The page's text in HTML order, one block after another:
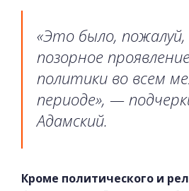
«Это было,
позорное
политики во всем
периоде», —
Адамский.
Кроме политического и